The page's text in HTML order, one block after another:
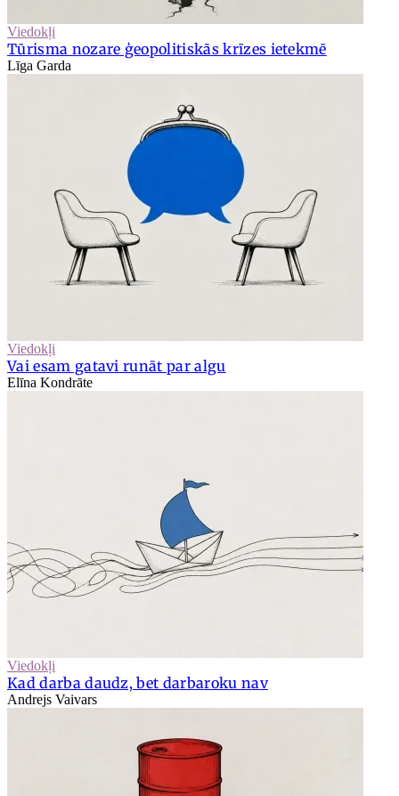
Viedokļi
Tūrisma nozare ģeopolitiskās krīzes ietekmē
Līga Garda
Viedokļi
Vai esam gatavi runāt par algu
Elīna Kondrāte
Viedokļi
Kad darba daudz, bet darbaroku nav
Andrejs Vaivars